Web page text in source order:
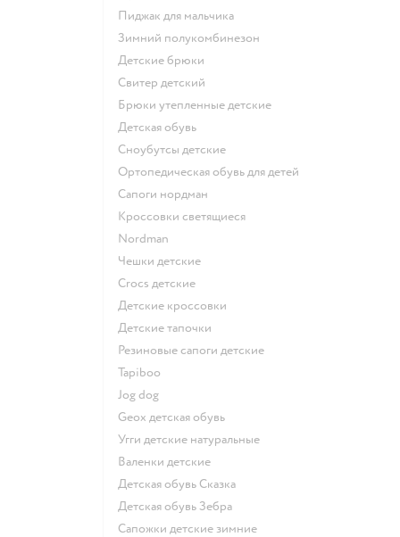
Пиджак для мальчика
Зимний полукомбинезон
Детские брюки
Свитер детский
Брюки утепленные детские
Детская обувь
Сноубутсы детские
Ортопедическая обувь для детей
Сапоги нордман
Кроссовки светящиеся
Nordman
Чешки детские
Crocs детские
Детские кроссовки
Детские тапочки
Резиновые сапоги детские
Tapiboo
Jog dog
Geox детская обувь
Угги детские натуральные
Валенки детские
Детская обувь Сказка
Детская обувь Зебра
Сапожки детские зимние